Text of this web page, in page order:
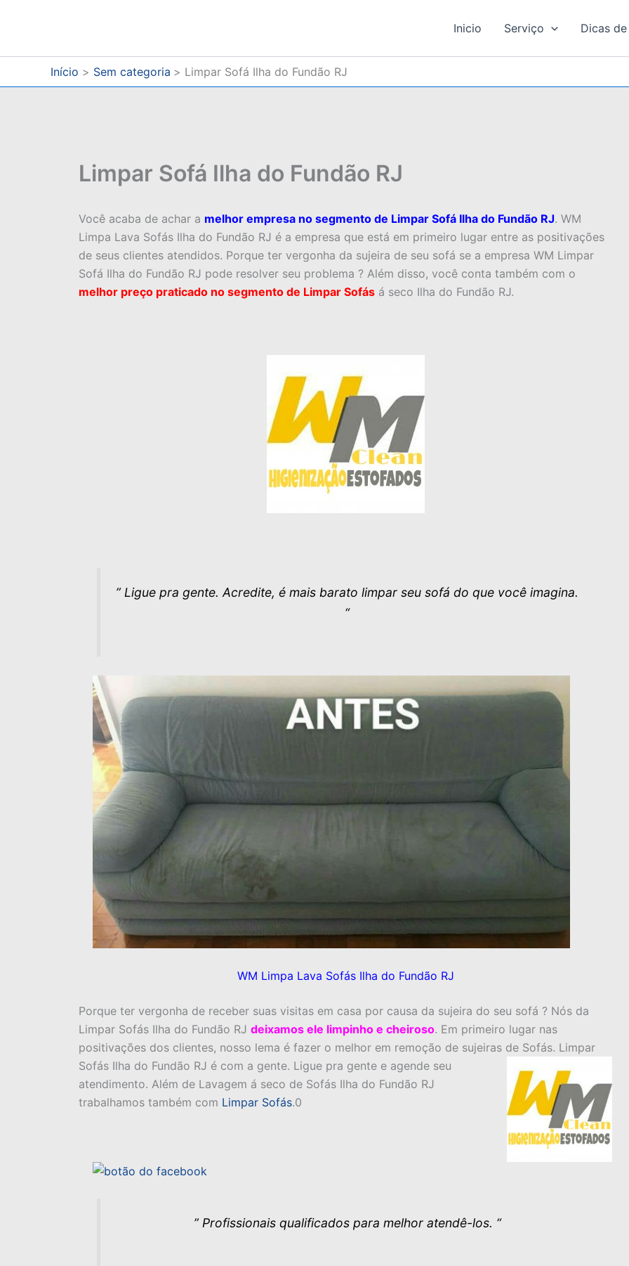
Inicio Serviço Dicas
Início Sem categoria Limpar Sofá Ilha do Fundão RJ
Limpar Sofá Ilha do Fundão RJ
Você acaba de achar a melhor empresa no segmento de Limpar Sofá Ilha do Fundão RJ. WM
Limpa Lava Sofás Ilha do Fundão RJ é a empresa que está em primeiro lugar entre as positivações
de seus clientes atendidos. Porque ter vergonha da sujeira de seu sofá se a empresa WM Limpar
Sofá Ilha do Fundão RJ pode resolver seu problema ? Além disso, você conta também com o
melhor preço praticado no segmento de Limpar Sofás á seco Ilha do Fundão RJ.
” Ligue pra gente. Acredite, é mais barato limpar seu sofá do que você imagina.
“
WM Limpa Lava Sofás Ilha do Fundão RJ
Porque ter vergonha de receber suas visitas em casa por causa da sujeira do seu sofá ? Nós da
Limpar Sofás Ilha do Fundão RJ deixamos ele limpinho e cheiroso. Em primeiro lugar nas
positivações dos clientes, nosso lema é fazer o melhor em remoção de sujeiras de Sofás. Limpar
Sofás Ilha do Fundão RJ é com a gente. Ligue pra gente e agende seu
atendimento. Além de Lavagem á seco de Sofás Ilha do Fundão RJ
trabalhamos também com Limpar Sofás.0
” Profissionais qualificados para melhor atendê-los. “